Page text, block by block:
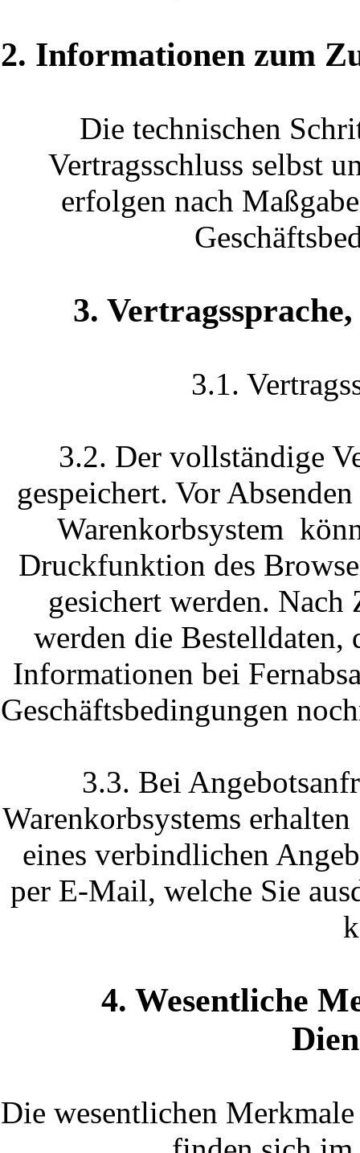
2. Informationen zum
Die technischen
Vertragsschluss selbst
erfolgen nach
3.
3.1.
3.2. Der vollständige
gespeichert. Vor
Warenkorbsystem
Druckfunktion des
gesichert werden.
werden die Bestelldaten,
Informationen bei
Geschäftsbedingungen
3.3. Bei
Warenkorbsystems
eines verbindlichen
per E-Mail, welche Sie
4. Wesentliche
Die wesentlichen